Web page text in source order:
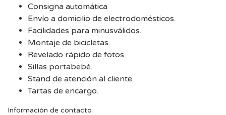
Consigna automática
Envío a domicilio de electrodomésticos.
Facilidades para minusválidos.
Montaje de bicicletas.
Revelado rápido de fotos.
Sillas portabebé.
Stand de atención al cliente.
Tartas de encargo.
Información de contacto